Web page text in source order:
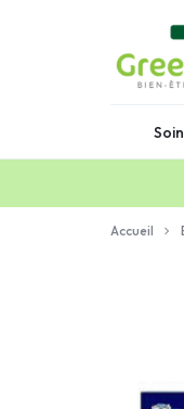
Maroc
Accueil